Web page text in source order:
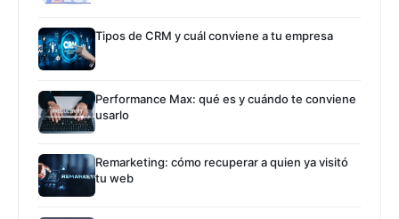
Tipos de CRM y cuál conviene a tu empresa
Performance Max: qué es y cuándo te conviene
usarlo
Remarketing: cómo recuperar a quien ya visitó
tu web